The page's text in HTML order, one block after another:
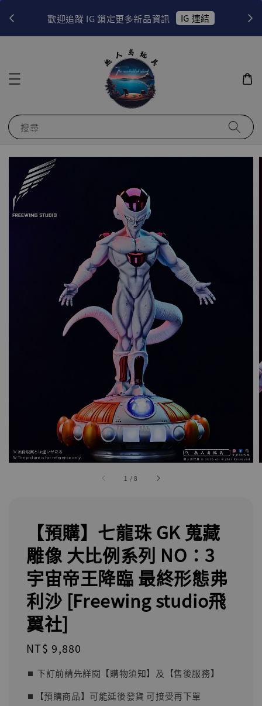
歡迎追蹤 IG 鎖定更多新品資訊 IG 連結
搜尋
1 /8
【預購】七龍珠 GK 蒐藏
雕像 大比例系列 NO：3
宇宙帝王降臨 最終形態弗
利沙 [Freewing studio飛
翼社]
Regular
NT$ 9,880
⏹︎ 下訂前請先詳閱【購物須知】及【售後服務】
⏹︎【預購商品】可能延後發貨 可接受再下單